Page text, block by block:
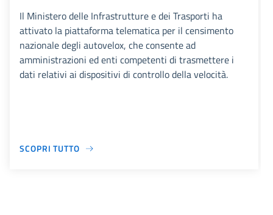
Il Ministero delle Infrastrutture e dei Trasporti ha
attivato la piattaforma telematica per il censimento
nazionale degli autovelox, che consente ad
amministrazioni ed enti competenti di trasmettere i
dati relativi ai dispositivi di controllo della velocità.
SCOPRI TUTTO